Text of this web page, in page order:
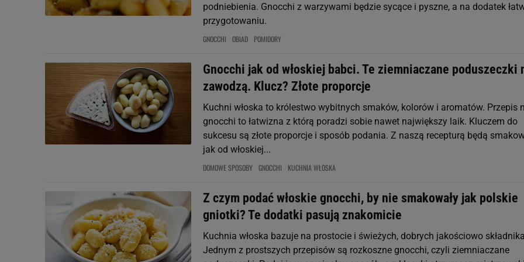
podniebienia. Gnocchi z warzywami będzie sycące i pyszne, a na dodatek
przygotowaniu.
GNOCCHI OBIAD POMIDORY
Gnocchi jak od włoskiej babci. Te ziemniaczane poduszeczki
zawodzą. Klucz? Złote proporcje
Kuchni włoska to królestwo wybitnych smaków, kolorów i aromatów. Przepis
gnocchi to łatwizna z którą poradzi sobie nawet największy laik. Kluczem do
sukcesu są złote proporcje i sposób podania. Z naszą recepturą będą
jak od włoskiej...
DOMOWE SPOSOBY GNOCCHI KUCHNIA WŁOSKA
Z czym podać włoskie gnocchi, by nie smakowały jak polskie
gniotki? Te dodatki pasują znakomicie
Kuchnia włoska bazuje na prostocie i świeżych, dobrych jakościowo
Jednym z prostszych przepisów są rozkoszne gnocchi, czyli ziemniaczane